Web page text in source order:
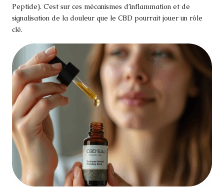
Peptide). C’est sur ces mécanismes d’inflammation et de
signalisation de la douleur que le CBD pourrait jouer un rôle
clé.